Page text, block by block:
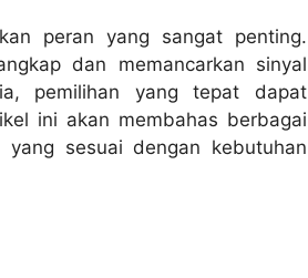
peran yang sangat penting.
dan memancarkan sinyal
pemilihan yang tepat dapat
ini akan membahas berbagai
sesuai dengan kebutuhan